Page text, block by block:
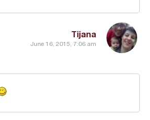
Tijana
June 16, 2015, 7:06 am